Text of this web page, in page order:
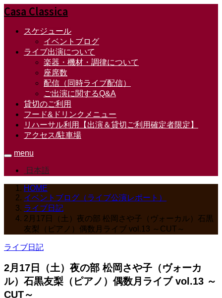
Casa Classica
スケジュール
イベントブログ
ライブ出演について
楽器・機材・調律について
座席数
配信（同時ライブ配信）
ご出演に関するQ&A
貸切のご利用
フード&ドリンクメニュー
リハーサル利用【出演＆貸切ご利用確定者限定】
アクセス/駐車場
menu
日本語
HOME
イベントブログ（ライブ公演レポート）
ライブ日記
2月17日（土）夜の部 松岡さや子（ヴォーカル）石黒
友梨（ピアノ）偶数月ライブ vol.13 ～CUT～
ライブ日記
2月17日（土）夜の部 松岡さや子（ヴォーカ
ル）石黒友梨（ピアノ）偶数月ライブ vol.13 ～
CUT～